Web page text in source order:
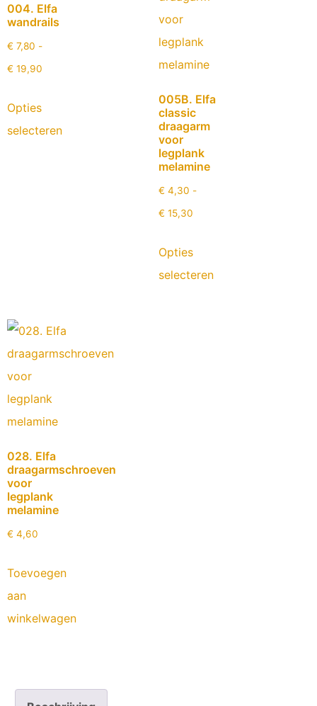
004. Elfa
wandrails
€ 7,80 -
€ 19,90
Opties
selecteren
005B. Elfa
classic
draagarm
voor
legplank
melamine
€ 4,30 -
€ 15,30
Opties
selecteren
028. Elfa
draagarmschroeven
voor
legplank
melamine
€ 4,60
Toevoegen
aan
winkelwagen